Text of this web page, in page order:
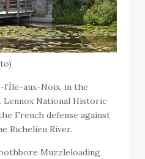
aux-Noix, in the
National Historic
French defense against
Richelieu River.
Muzzleloading